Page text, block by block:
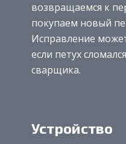
возвращаемся к
покупаем новый
Исправление
если петух
сварщика.
Устройство